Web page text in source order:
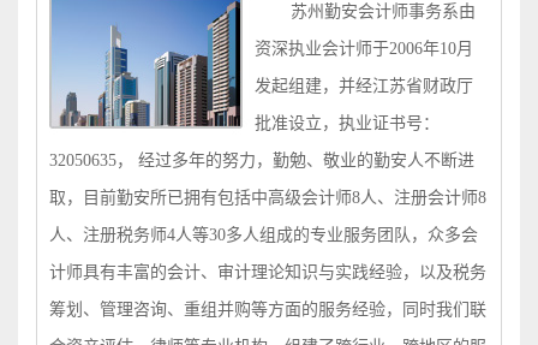
苏州勤安会计师事务系由
资深执业会计师于2006年10月
发起组建，并经江苏省财政厅
批准设立，执业证书号：
32050635， 经过多年的努力，勤勉、敬业的勤安人不断进
取，目前勤安所已拥有包括中高级会计师8人、注册会计师8
人、注册税务师4人等30多人组成的专业服务团队，众多会
计师具有丰富的会计、审计理论知识与实践经验，以及税务
筹划、管理咨询、重组并购等方面的服务经验， 同时我们联